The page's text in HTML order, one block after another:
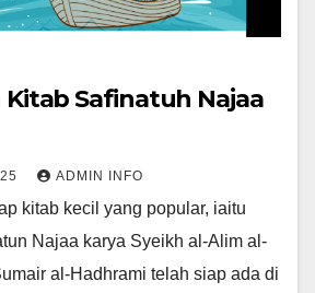
Safinatuh Najaa
ADMIN INFO
kitab kecil yang popular, iaitu
Najaa karya Syeikh al-Alim al-
al-Hadhrami telah siap ada di